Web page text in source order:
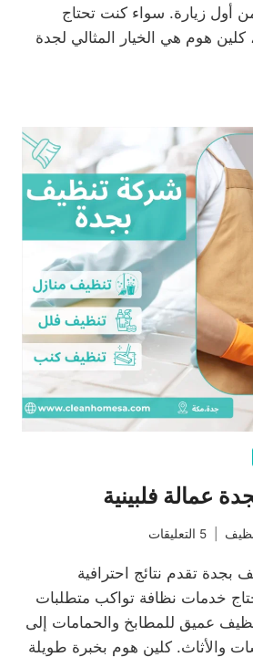
أول زيارة. سواء كنت تحتاج
كلين هوم هي الخيار المثالي لجدة
عمالة فلبينية
5 التعليقات
تقدم نتائج احترافية
خدمات نظافة تواكب متطلبات
عميق للمطابخ والحمامات إلى
والأثاث. كلين هوم بخبرة طويلة